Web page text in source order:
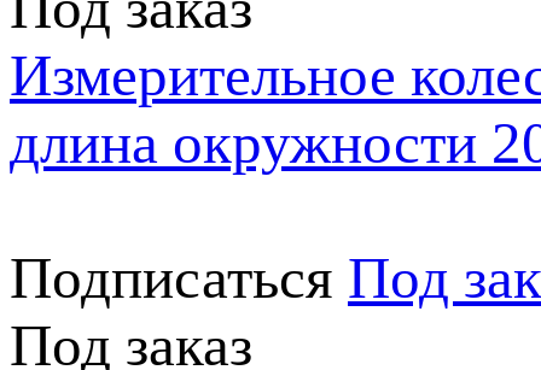
Измерительное
длина окружности
Подписаться Под
Под заказ